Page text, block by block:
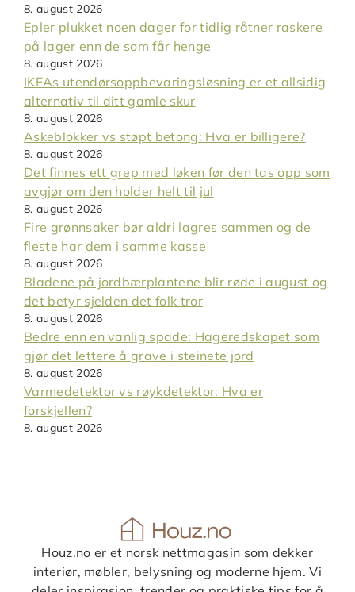
8. august 2026
Epler plukket noen dager for tidlig råtner raskere
på lager enn de som får henge
8. august 2026
IKEAs utendørsoppbevaringsløsning er et allsidig
alternativ til ditt gamle skur
8. august 2026
Askeblokker vs støpt betong: Hva er billigere?
8. august 2026
Det finnes ett grep med løken før den tas opp som
avgjør om den holder helt til jul
8. august 2026
Fire grønnsaker bør aldri lagres sammen og de
fleste har dem i samme kasse
8. august 2026
Bladene på jordbærplantene blir røde i august og
det betyr sjelden det folk tror
8. august 2026
Bedre enn en vanlig spade: Hageredskapet som
gjør det lettere å grave i steinete jord
8. august 2026
Varmedetektor vs røykdetektor: Hva er
forskjellen?
8. august 2026
Houz.no er et norsk nettmagasin som dekker
interiør, møbler, belysning og moderne hjem. Vi